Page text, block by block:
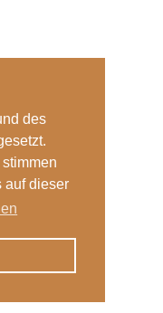
des
auf dieser